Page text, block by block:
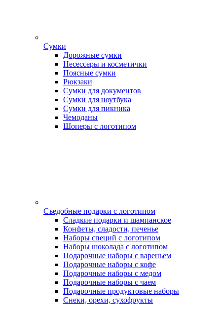
Сумки
Дорожные сумки
Несессеры и косметички
Поясные сумки
Рюкзаки
Сумки для документов
Сумки для ноутбука
Сумки для пикника
Чемоданы
Шоперы с логотипом
Съедобные подарки с логотипом
Сладкие подарки и шампанское
Конфеты, сладости, печенье
Наборы специй с логотипом
Наборы шоколада с логотипом
Подарочные наборы с вареньем
Подарочные наборы с кофе
Подарочные наборы с медом
Подарочные наборы с чаем
Подарочные продуктовые наборы
Снеки, орехи, сухофрукты